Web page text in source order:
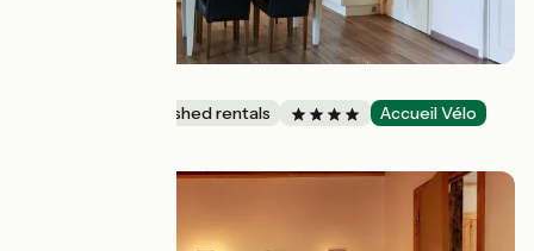
Lodgings and furnished rentals Accueil Vélo